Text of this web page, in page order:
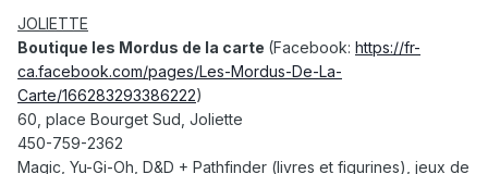
JOLIETTE
Boutique les Mordus de la carte (Facebook: https://fr-
ca.facebook.com/pages/Les-Mordus-De-La-
Carte/166283293386222)
60, place Bourget Sud, Joliette
450-759-2362
Magic, Yu-Gi-Oh, D&D + Pathfinder (livres et figurines), jeux de